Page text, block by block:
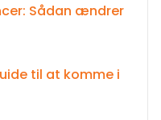
Sådan ændrer
til at komme i